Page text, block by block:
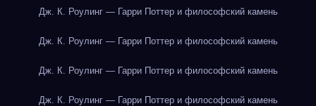
Дж. К. Роулинг — Гарри Поттер и философский камень
Дж. К. Роулинг — Гарри Поттер и философский камень
Дж. К. Роулинг — Гарри Поттер и философский камень
Дж. К. Роулинг — Гарри Поттер и философский камень